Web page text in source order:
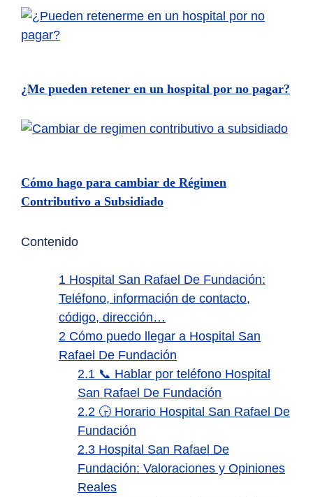
¿Me pueden retener en un hospital por no pagar?
Cómo hago para cambiar de Régimen
Contributivo a Subsidiado
Contenido
1 Hospital San Rafael De Fundación:
Teléfono, información de contacto,
código, dirección…
2 Cómo puedo llegar a Hospital San
Rafael De Fundación
2.1 📞 Hablar por teléfono Hospital
San Rafael De Fundación
2.2 🕞 Horario Hospital San Rafael De
Fundación
2.3 Hospital San Rafael De
Fundación: Valoraciones y Opiniones
Reales